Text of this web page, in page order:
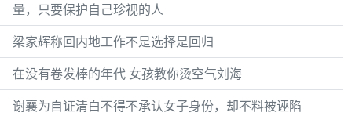
量，只要保护自己珍视的人
梁家辉称回内地工作不是选择是回归
在没有卷发棒的年代 女孩教你烫空气刘海
谢襄为自证清白不得不承认女子身份，却不料被诬陷